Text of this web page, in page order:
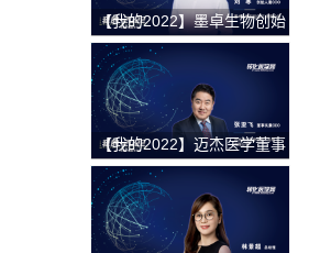
【我的2022】墨卓生物创始
人兼COO刘寒：日日精进，
久久为功，把一个好的单细
胞中国解决方案带给客户
【我的2022】迈杰医学董事
长兼首席执行官张亚飞：数
智化赋能商业模式转型，为
客户提供更优质的伴随诊断
整体解决方案